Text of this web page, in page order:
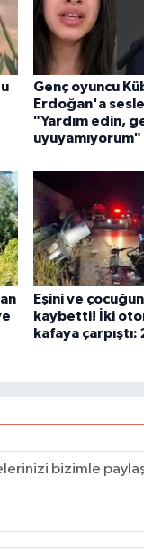
Genç oyuncu
Erdoğan'a
"Yardım edin,
uyuyamıyorum"
Eşini ve
kaybetti! İki
kafaya çarpıştı: